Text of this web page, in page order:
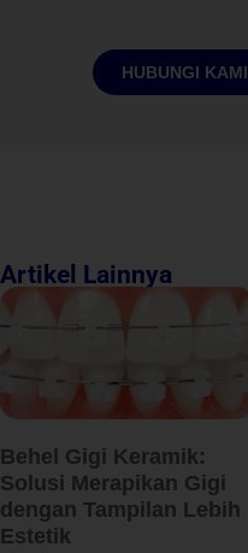
HUBUNGI KAMI
Artikel Lainnya
Behel Gigi Keramik:
Solusi Merapikan Gigi
dengan Tampilan Lebih
Estetik